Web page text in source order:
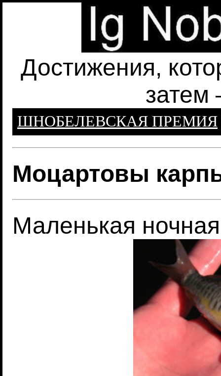
Достижения,
затем
ШНОБЕЛЕВСКАЯ ПРЕМИЯ
Моцартовы
Маленькая